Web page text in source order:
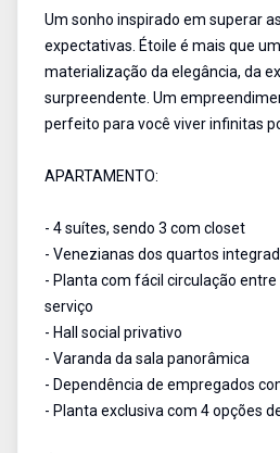
Um sonho inspirado em superar
expectativas. Étoile é mais que
materialização da elegância, da
surpreendente. Um
perfeito para você viver infinitas
APARTAMENTO:
- 4 suítes, sendo 3 com closet
- Venezianas dos quartos
- Planta com fácil circulação entre
serviço
- Hall social privativo
- Varanda da sala panorâmica
- Dependência de empregados
- Planta exclusiva com 4 opções